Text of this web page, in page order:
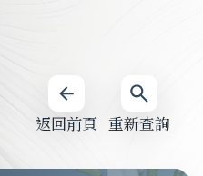
重新查詢
返回前頁